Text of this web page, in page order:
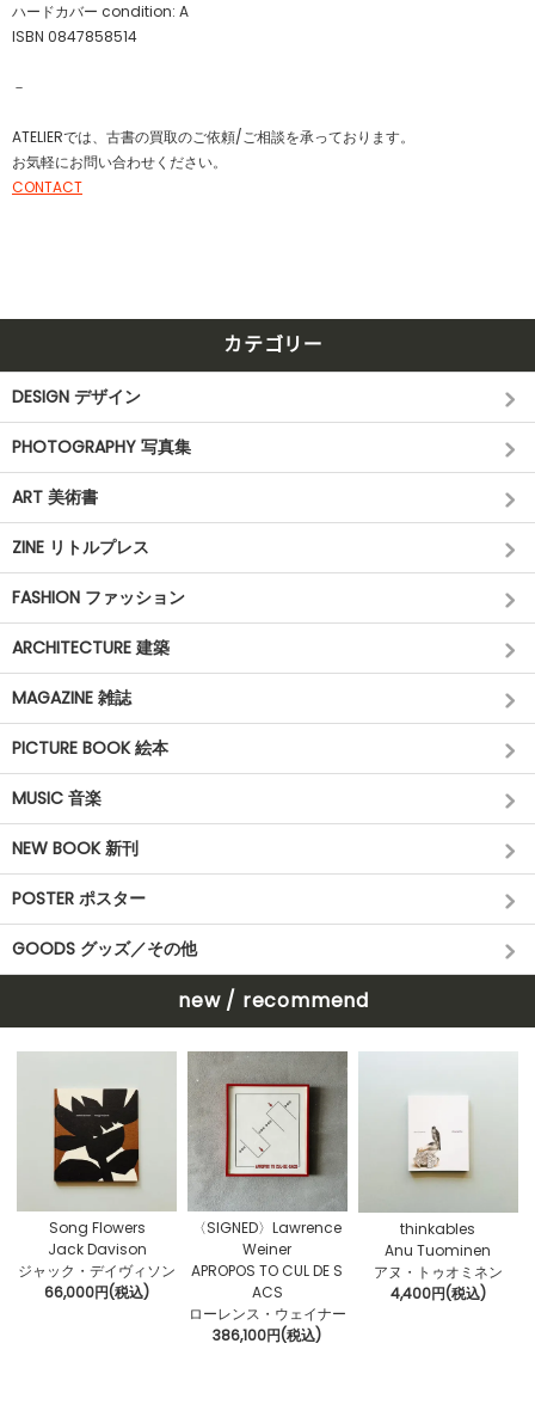
ハードカバー condition: A
ISBN 0847858514
－
ATELIERでは、古書の買取のご依頼/ご相談を承っております。
お気軽にお問い合わせください。
CONTACT
カテゴリー
DESIGN デザイン
PHOTOGRAPHY 写真集
ART 美術書
ZINE リトルプレス
FASHION ファッション
ARCHITECTURE 建築
MAGAZINE 雑誌
PICTURE BOOK 絵本
MUSIC 音楽
NEW BOOK 新刊
POSTER ポスター
GOODS グッズ／その他
new / recommend
Song Flowers
Jack Davison
ジャック・デイヴィソン
66,000円(税込)
〈SIGNED〉Lawrence
Weiner
APROPOS TO CUL DE S
ACS
ローレンス・ウェイナー
386,100円(税込)
thinkables
Anu Tuominen
アヌ・トゥオミネン
4,400円(税込)